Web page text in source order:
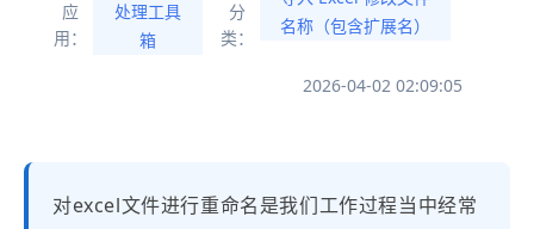
应
用：
处理工具
箱
分
类：
名称（包含扩展名）
2026-04-02 02:09:05
对excel文件进行重命名是我们工作过程当中经常